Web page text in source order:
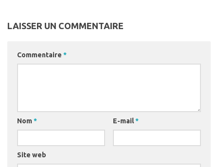
LAISSER UN COMMENTAIRE
Commentaire *
Nom * E-mail*
Site web